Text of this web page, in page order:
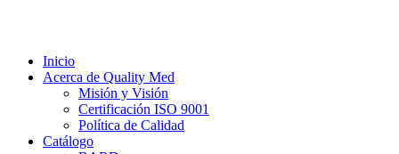
Inicio
Acerca de Quality Med
Misión y Visión
Certificación ISO 9001
Política de Calidad
Catálogo